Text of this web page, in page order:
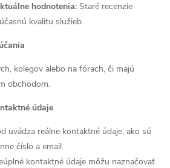
hodnotenia: Staré recenzie
kvalitu služieb.
kolegov alebo na fórach, či majú
obchodom.
údaje
uvádza reálne kontaktné údaje, ako sú
číslo a email.
kontaktné údaje môžu naznačovať